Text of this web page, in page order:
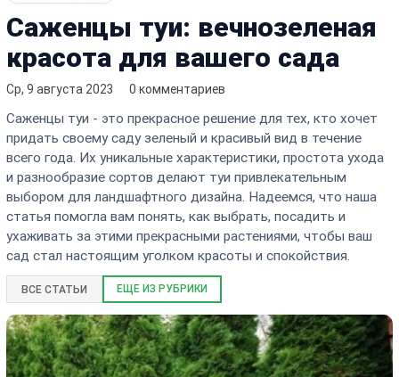
Саженцы туи: вечнозеленая
красота для вашего сада
Ср, 9 августа 2023 0 комментариев
Саженцы туи - это прекрасное решение для тех, кто хочет
придать своему саду зеленый и красивый вид в течение
всего года. Их уникальные характеристики, простота ухода
и разнообразие сортов делают туи привлекательным
выбором для ландшафтного дизайна. Надеемся, что наша
статья помогла вам понять, как выбрать, посадить и
ухаживать за этими прекрасными растениями, чтобы ваш
сад стал настоящим уголком красоты и спокойствия.
ВСЕ СТАТЬИ ЕЩЕ ИЗ РУБРИКИ